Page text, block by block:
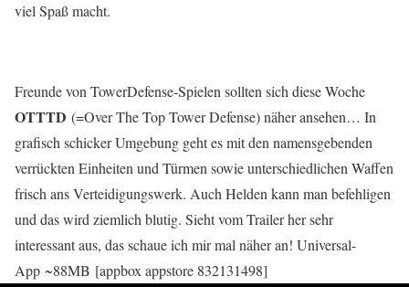
viel Spaß macht.
Freunde von TowerDefense-Spielen sollten sich diese Woche
OTTTD (=Over The Top Tower Defense) näher ansehen… In
grafisch schicker Umgebung geht es mit den namensgebenden
verrückten Einheiten und Türmen sowie unterschiedlichen Waffen
frisch ans Verteidigungswerk. Auch Helden kann man befehligen
und das wird ziemlich blutig. Sieht vom Trailer her sehr
interessant aus, das schaue ich mir mal näher an! Universal-
App ~88MB [appbox appstore 832131498]